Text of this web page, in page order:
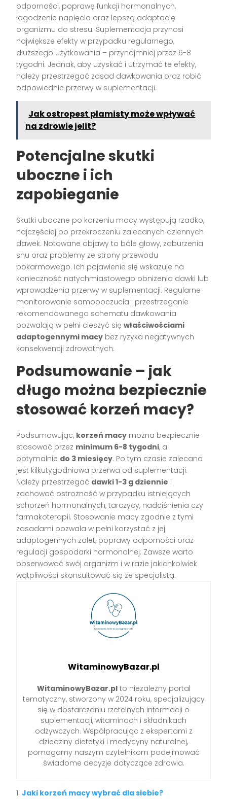
odporności, poprawę funkcji hormonalnych,
łagodzenie napięcia oraz lepszą adaptację
organizmu do stresu. Suplementacja przynosi
największe efekty w przypadku regularnego,
dłuższego użytkowania – przynajmniej przez 6-8
tygodni. Jednak, aby uzyskać i utrzymać te efekty,
należy przestrzegać zasad dawkowania oraz robić
odpowiednie przerwy w suplementacji.
Jak ostropest plamisty może wpływać
na zdrowie jelit?
Potencjalne skutki
uboczne i ich
zapobieganie
Skutki uboczne po korzeniu macy występują rzadko,
najczęściej po przekroczeniu zalecanych dziennych
dawek. Notowane objawy to bóle głowy, zaburzenia
snu oraz problemy ze strony przewodu
pokarmowego. Ich pojawienie się wskazuje na
konieczność natychmiastowego obniżenia dawki lub
wprowadzenia przerwy w suplementacji. Regularne
monitorowanie samopoczucia i przestrzeganie
rekomendowanego schematu dawkowania
pozwalają w pełni cieszyć sięwłaściwościami
adaptogennymi macy bez ryzyka negatywnych
konsekwencji zdrowotnych.
Podsumowanie – jak
długo można bezpiecznie
stosować korzeń macy?
Podsumowując, korzeń macy można bezpiecznie
stosować przez minimum 6-8 tygodni, a
optymalnie do 3 miesięcy. Po tym czasie zalecana
jest kilkutygodniowa przerwa od suplementacji.
Należy przestrzegać dawki 1-3 g dziennie i
zachować ostrożność w przypadku istniejących
schorzeń hormonalnych, tarczycy, nadciśnienia czy
farmakoterapii. Stosowanie macy zgodnie z tymi
zasadami pozwala w pełni korzystać z jej
adaptogennych zalet, poprawy odporności oraz
regulacji gospodarki hormonalnej. Zawsze warto
obserwować swój organizm i w razie jakichkolwiek
wątpliwości skonsultować się ze specjalistą.
WitaminowyBazar.pl
WitaminowyBazar.plto niezależny portal
tematyczny, stworzony w 2024 roku, specjalizujący
się w dostarczaniu rzetelnych informacji o
suplementacji, witaminach i składnikach
odżywczych. Współpracując z ekspertami z
dziedziny dietetyki i medycyny naturalnej,
pomagamy naszym czytelnikom podejmować
świadome decyzje dotyczące zdrowia.
Jaki korzeń macy wybrać dla siebie?